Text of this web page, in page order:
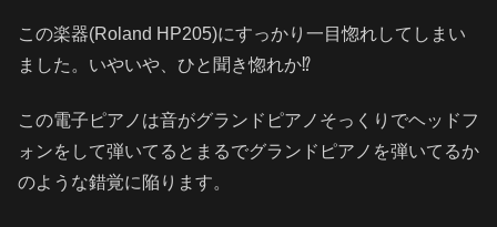
この楽器(Roland HP205)にすっかり一目惚れしてしまい
ました。いやいや、ひと聞き惚れか⁉
️この電子ピアノは音がグランドピアノそっくりでヘッドフ
ォンをして弾いてるとまるでグランドピアノを弾いてるか
のような錯覚に陥ります。